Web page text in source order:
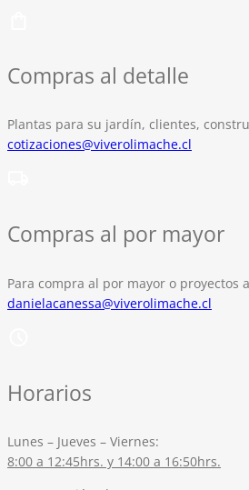
Compras al detalle
Plantas para su jardín, clientes,
cotizaciones@viverolimache.cl
Compras al por mayor
Para compra al por mayor o proyectos
danielacanessa@viverolimache.cl
Horarios
Lunes – Jueves – Viernes:
8:00 a 12:45hrs. y 14:00 a 16:50hrs.